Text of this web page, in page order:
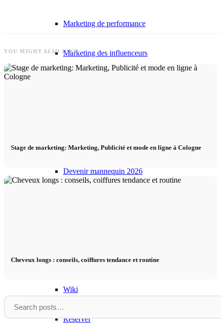
Marketing de performance
Marketing des influenceurs
Devenir mannequin 2026
Marques de mode
Wiki
Réserver
YOU MIGHT ALSO LIKE
Stage de marketing: Marketing, Publicité et mode en ligne à Cologne
Cheveux longs : conseils, coiffures tendance et routine